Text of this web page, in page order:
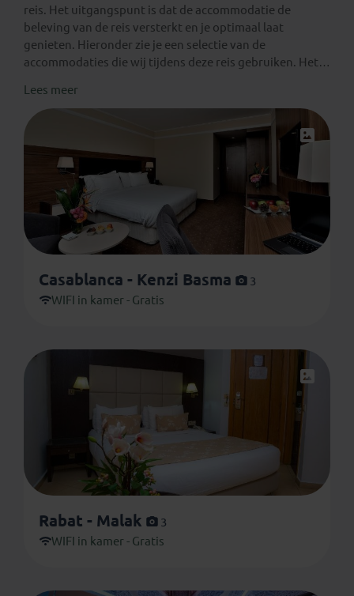
reis. Het uitgangspunt is dat de accommodatie de
beleving van de reis versterkt en je optimaal laat
genieten. Hieronder zie je een selectie van de
accommodaties die wij tijdens deze reis gebruiken. Het
verwachten. De genoemde accommodaties zijn
onder voorbehoud van wijzigingen en
beschikbaarheid
. Je verblijft in onderstaande of
vergelijkbare accommodaties. De afbeeldingen zijn met
zorg uitgezocht maar kunnen verschillen van de
werkelijkheid.
Lees meer
Casablanca - Kenzi Basma
3
WIFI in kamer - Gratis
Rabat - Malak
3
WIFI in kamer - Gratis